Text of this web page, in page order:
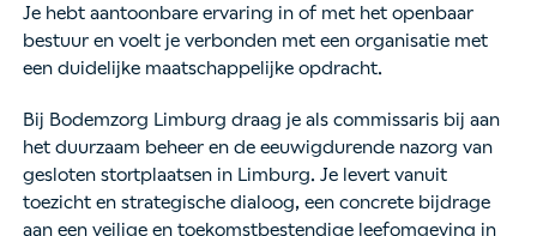
Je hebt aantoonbare ervaring in of met het openbaar
bestuur en voelt je verbonden met een organisatie met
een duidelijke maatschappelijke opdracht.
Bij Bodemzorg Limburg draag je als commissaris bij aan
het duurzaam beheer en de eeuwigdurende nazorg van
gesloten stortplaatsen in Limburg. Je levert vanuit
toezicht en strategische dialoog, een concrete bijdrage
aan een veilige en toekomstbestendige leefomgeving in